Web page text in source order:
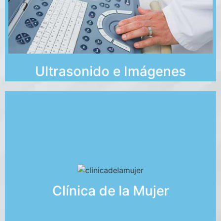
Ultrasonido e Imágenes
Clínica de la Mujer
Atención especial para cuidado de la mujer:
Papanicolaou, ultrasonido de mamas, pélvico
y más.